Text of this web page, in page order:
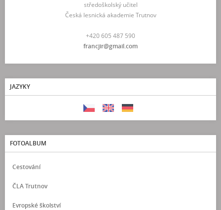
středoškolský učitel
Česká lesnická akademie Trutnov
+420 605 487 590
francjir@gmail.com
JAZYKY
FOTOALBUM
Cestování
ČLA Trutnov
Evropské školství